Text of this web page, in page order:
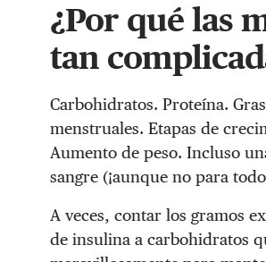
¿Por qué las
tan
Carbohidratos. Proteína.
menstruales. Etapas de
Aumento de peso. Incluso
sangre (¡aunque no para
A veces, contar los gramos
de insulina a carbohidratos